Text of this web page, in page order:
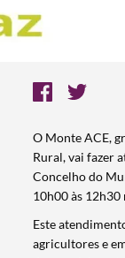
O Monte ACE,
Rural, vai fazer
Concelho do
10h00 às
Este
agricultores e